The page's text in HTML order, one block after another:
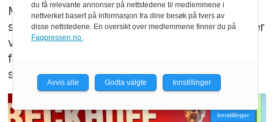
Med egenutviklede sensorer og digital tvilling i
skyen hjelper oslobedriften Plaato AS bryggerier
verden over med å holde bedre kontroll på
fermenteringsprosessene. Flere industrier kan
stå for tur.
Innstillinger
du få relevante annonser på nettstedene til medlemmene i
nettverket basert på informasjon fra dine besøk på tvers av
disse nettstedene. En oversikt over medlemmene finner du på
Fagpressen.no.
Avvis alle Godta valgte Innstillinger